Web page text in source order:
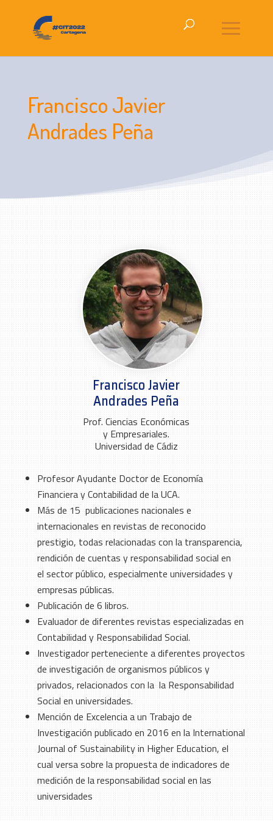
Francisco Javier
Andrades Peña
Francisco Javier
Andrades Peña
Prof. Ciencias Económicas
y Empresariales.
Universidad de Cádiz
Profesor Ayudante Doctor de Economía
Financiera y Contabilidad de la UCA.
Más de 15 publicaciones nacionales e
internacionales en revistas de reconocido
prestigio, todas relacionadas con la transparencia,
rendición de cuentas y responsabilidad social en
el sector público, especialmente universidades y
empresas públicas.
Publicación de 6 libros.
Evaluador de diferentes revistas especializadas en
Contabilidad y Responsabilidad Social.
Investigador perteneciente a diferentes proyectos
de investigación de organismos públicos y
privados, relacionados con la la Responsabilidad
Social en universidades.
Mención de Excelencia a un Trabajo de
Investigación publicado en 2016 en la International
Journal of Sustainability in Higher Education, el
cual versa sobre la propuesta de indicadores de
medición de la responsabilidad social en las
universidades